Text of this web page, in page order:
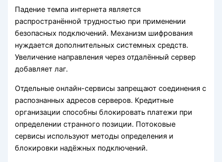
Падение темпа интернета является
распространённой трудностью при применении
безопасных подключений. Механизм шифрования
нуждается дополнительных системных средств.
Увеличение направления через отдалённый сервер
добавляет лаг.
Отдельные онлайн-сервисы запрещают соединения с
распознанных адресов серверов. Кредитные
организации способны блокировать платежи при
определении странного позиции. Потоковые
сервисы используют методы определения и
блокировки надёжных подключений.